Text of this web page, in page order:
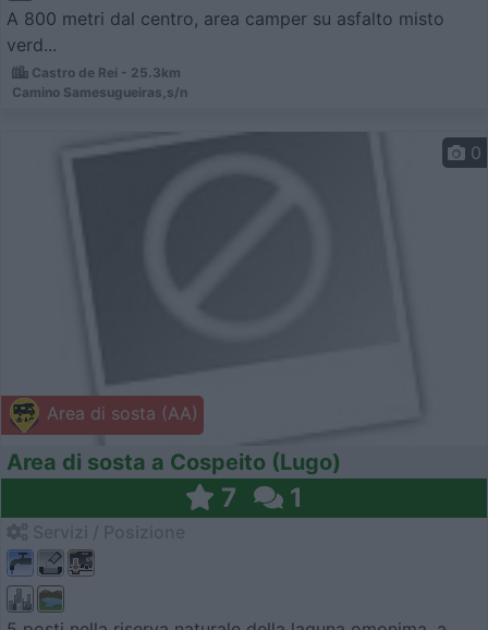
A 800 metri dal centro, area camper su asfalto misto
verd...
Castro de Rei - 25.3km
Camino Samesugueiras,s/n
Area di sosta (AA)
0
Area di sosta a Cospeito (Lugo)
7 1